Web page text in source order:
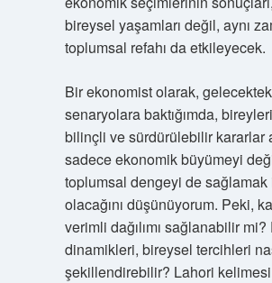
bireysel yaşamları değil, aynı
toplumsal refahı da etkileyecek.
Bir ekonomist olarak,
senaryolara baktığımda,
bilinçli ve sürdürülebilir kararlar
sadece ekonomik büyümeyi
toplumsal dengeyi de
olacağını düşünüyorum. Peki,
verimli dağılımı sağlanabilir
dinamikleri, bireysel tercihleri
şekillendirebilir? Lahori